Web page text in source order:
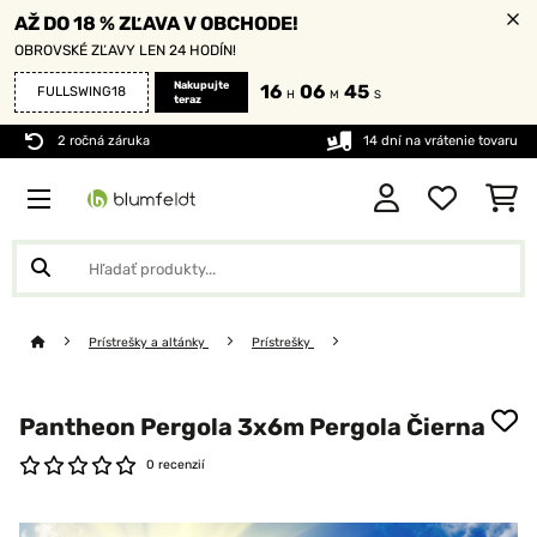
AŽ DO 18 % ZĽAVA V OBCHODE!
OBROVSKÉ ZĽAVY LEN 24 HODÍN!
FULLSWING18
Nakupujte
teraz
16 H 06 M 45 S
2 ročná záruka 14 dní na vrátenie tovaru
Prístrešky a altánky Prístrešky
Pantheon Pergola 3x6m Pergola Čierna
0 recenzií